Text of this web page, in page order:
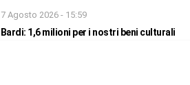
7 Agosto 2026 - 15:59
Bardi: 1,6 milioni per i nostri beni culturali